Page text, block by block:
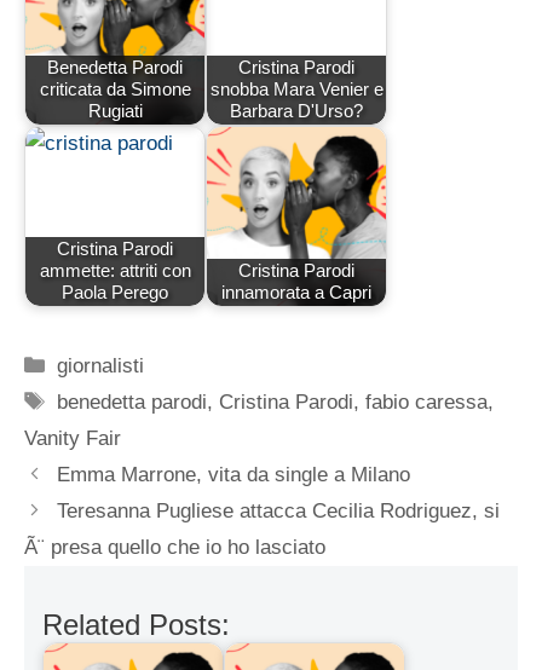
Benedetta Parodi
criticata da Simone
Rugiati
Cristina Parodi
snobba Mara Venier e
Barbara D'Urso?
Cristina Parodi
ammette: attriti con
Paola Perego
Cristina Parodi
innamorata a Capri
Categorie
giornalisti
Tag
benedetta parodi, Cristina Parodi,fabio caressa,
Vanity Fair
Emma Marrone, vita da single a Milano
Teresanna Pugliese attacca Cecilia Rodriguez, si
Ã¨ presa quello che io ho lasciato
Related Posts: